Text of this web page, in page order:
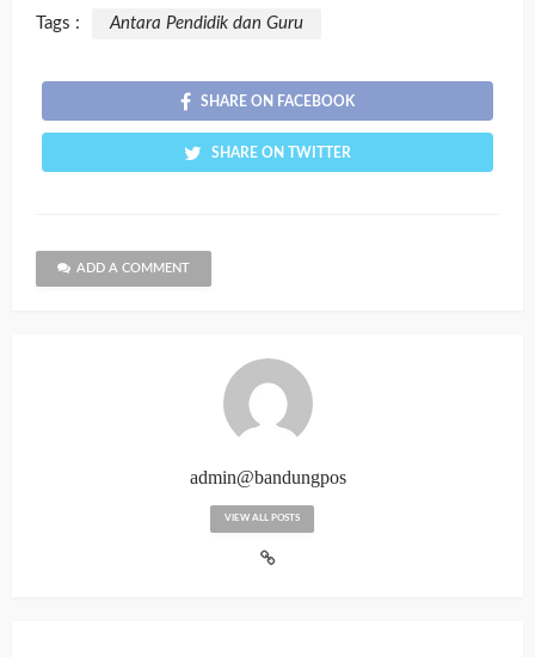
Tags : Antara Pendidik dan Guru
SHARE ON FACEBOOK
SHARE ON TWITTER
ADD A COMMENT
admin@bandungpos
VIEW ALL POSTS